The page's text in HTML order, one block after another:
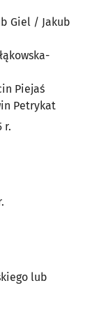
Giel / Jakub
Piejaś
Petrykat
r.
lub